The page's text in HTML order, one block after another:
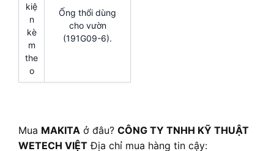
kiệ
n
kè
m
the
o
Ống thổi dùng
cho vườn
(191G09-6).
Mua MAKITA ở đâu? CÔNG TY TNHH KỸ THUẬT
WETECH VIỆT Địa chỉ mua hàng tin cậy: